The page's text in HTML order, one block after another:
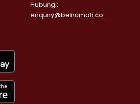
Hubungi:
enquiry@belirumah.co